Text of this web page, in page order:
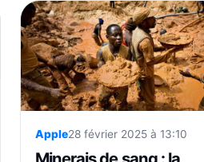
Apple28 février 2025 à 13:10